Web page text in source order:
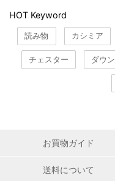
HOT Keyword
読み物 カシミア
チェスター ダウン
お買物ガイド
送料について